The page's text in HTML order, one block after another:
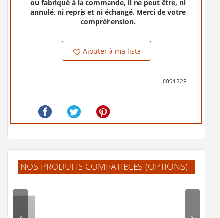
ou fabriqué à la commande, il ne peut être, ni
annulé, ni repris et ni échangé. Merci de votre
compréhension.
Ajouter à ma liste
0091223
NOS PRODUITS COMPATIBLES (OPTIONS)